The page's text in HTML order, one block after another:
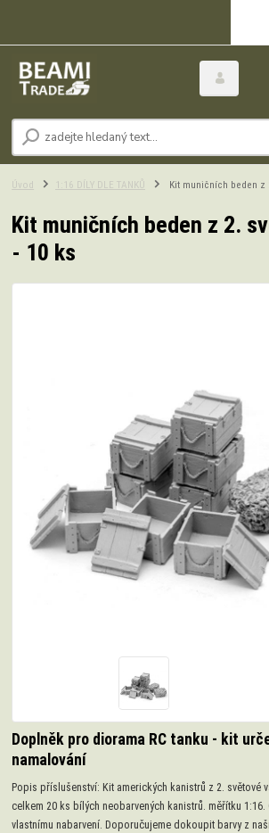
Úvod 1:16 DÍLY DLE TANKŮ Kit muničních beden z
Kit muničních beden z 2.
- 10 ks
Doplněk pro diorama RC tanku - kit
namalování
Popis příslušenství: Kit amerických kanistrů z 2. světové
celkem 20 ks bílých neobarvených kanistrů. měřítku
vlastnímu nabarvení. Doporučujeme dokoupit barvy z